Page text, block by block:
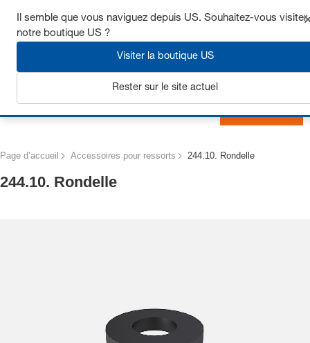
Obtenez jusqu’à 7 % de réduction - cliquez ici pour en savoir
Page d’accueil Accessoires pour ressorts 244.10. Rondelle
244.10. Rondelle
Il semble que vous naviguez depuis US. Souhaitez-vous visiter
notre boutique US ?
Visiter la boutique US
Rester sur le site actuel